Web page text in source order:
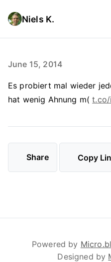
Niels K.
June 15, 2014
Es probiert mal wieder
hat wenig Ahnung m(
Share Copy
Powered by
Designed by